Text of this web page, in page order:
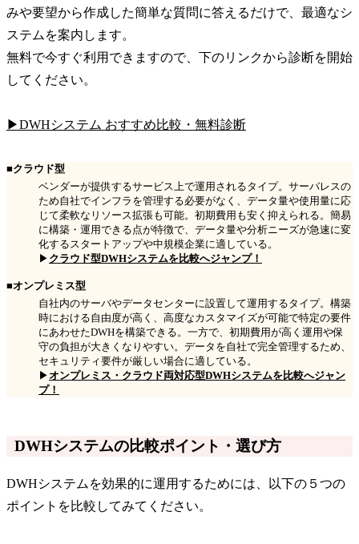
みや要望から作成した簡単な質問に答えるだけで、最適なシ
ステムを案内します。
無料で今すぐ利用できますので、下のリンクから診断を開始
してください。
▶DWHシステム おすすめ比較・無料診断
■クラウド型
ベンダーが提供するサービス上で運用されるタイプ。サーバレスの
ため自社でインフラを管理する必要がなく、データ量や使用量に応
じて柔軟なリソース拡張も可能。初期費用も安く抑えられる。簡易
に構築・運用できる点が特徴で、データ量や分析ニーズが急速に変
化するスタートアップや中規模企業に適している。
▶ クラウド型DWHシステムを比較へジャンプ！
■オンプレミス型
自社内のサーバやデータセンターに設置して運用するタイプ。構築
時における自由度が高く、高度なカスタマイズが可能で特定の要件
にあわせたDWHを構築できる。一方で、初期費用が高く運用や保
守の負担が大きくなりやすい。データを自社で完全管理するため、
セキュリティ要件が厳しい場合に適している。
▶オンプレミス・クラウド両対応型DWHシステムを比較へジャン
プ！
DWHシステムの比較ポイント・選び方
DWHシステムを効果的に運用するためには、以下の５つの
ポイントを比較してみてください。